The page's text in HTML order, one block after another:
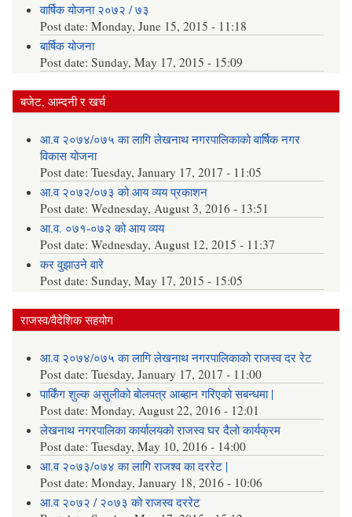
वार्षिक योजना २०७२ / ७३
Post date:Monday, June 15, 2015 - 11:18
बार्षिक योजना
Post date:Sunday, May 17, 2015 - 15:09
बजेट, आम्दनी र खर्च
आ.व २०७४/०७५ का लागि लेखनाथ नगरपालिकाको वार्षिक नगर
विकास योजना
Post date:Tuesday, January 17, 2017 - 11:05
आ.व २०७२/०७३ को आय व्यय प्रकाशन
Post date:Wednesday, August 3, 2016 - 13:51
आ.व. ०७१-०७२ को आय व्यय
Post date:Wednesday, August 12, 2015 - 11:37
कर वुझाउने वारे
Post date:Sunday, May 17, 2015 - 15:05
राजस्व/वैदेशिक सहयोग
आ.व २०७४/०७५ का लागि लेखनाथ नगरपालिकाको राजस्व दर रेट
Post date:Tuesday, January 17, 2017 - 11:00
पार्किंग शुल्क असुलीको बोलपत्र आब्हान गरिएको सबन्धमा |
Post date:Monday, August 22, 2016 - 12:01
लेखनाथ नगरपालिका कार्यालयको राजस्व घर दैलो कार्यक्रम
Post date:Tuesday, May 10, 2016 - 14:00
आ.व २०७३/०७४ का लागि राजश्व का दररेट |
Post date:Monday, January 18, 2016 - 10:06
आ.व २०७२ / २०७३ को राजस्व दररेट